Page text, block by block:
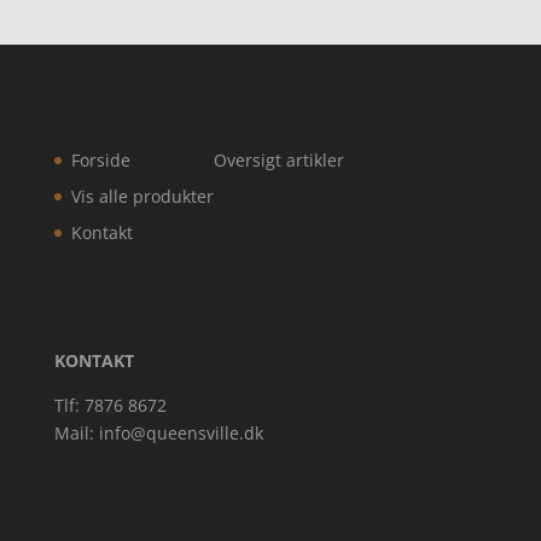
Forside
Vis alle produkter
Kontakt
Oversigt artikler
KONTAKT
Tlf: 7876 8672
Mail: info@queensville.dk